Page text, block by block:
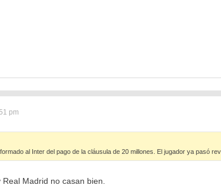
pm
al Inter del pago de la cláusula de 20 millones. El jugador ya pasó
Madrid no casan bien.